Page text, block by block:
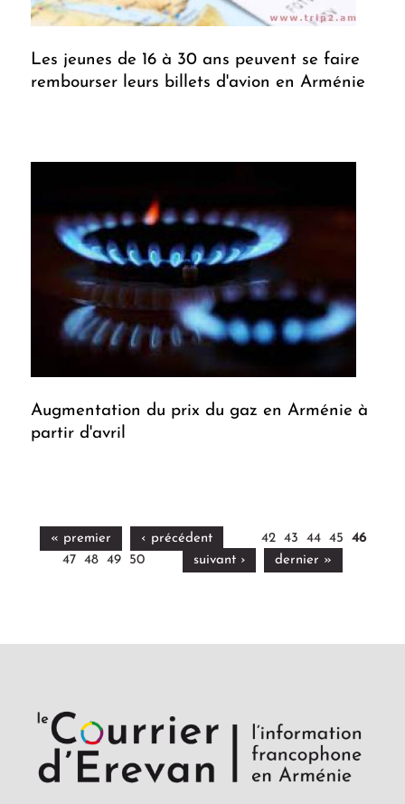
Les jeunes de 16 à 30 ans peuvent se faire
rembourser leurs billets d'avion en Arménie
Augmentation du prix du gaz en Arménie à
partir d'avril
« premier ‹ précédent 42 43 44 45
46
47 48 49 50 suivant › dernier »